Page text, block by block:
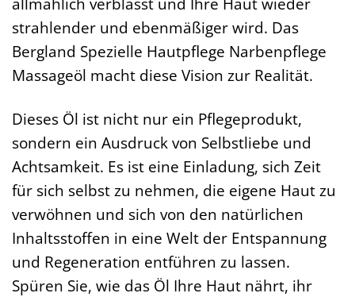
strahlender und ebenmäßiger wird. Das
Bergland Spezielle Hautpflege Narbenpflege
Massageöl macht diese Vision zur Realität.
Dieses Öl ist nicht nur ein Pflegeprodukt,
sondern ein Ausdruck von Selbstliebe und
Achtsamkeit. Es ist eine Einladung, sich Zeit
für sich selbst zu nehmen, die eigene Haut zu
verwöhnen und sich von den natürlichen
Inhaltsstoffen in eine Welt der Entspannung
und Regeneration entführen zu lassen.
Spüren Sie, wie das Öl Ihre Haut nährt, ihr